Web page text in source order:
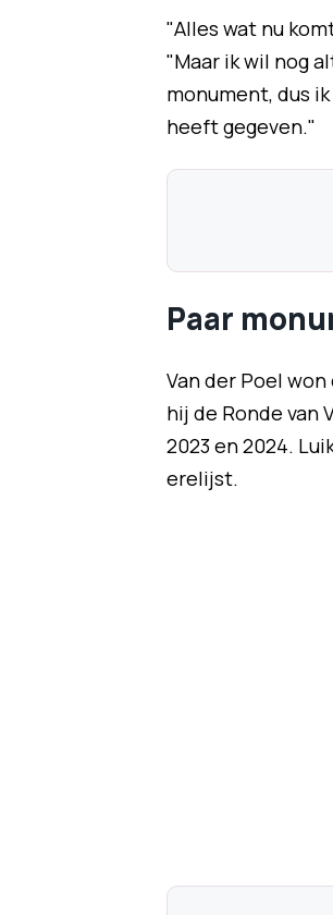
"Alles wat nu
"Maar ik wil nog
monument, dus
heeft gegeven."
Paar
Van der Poel
hij de Ronde van
2023 en 2024.
erelijst.